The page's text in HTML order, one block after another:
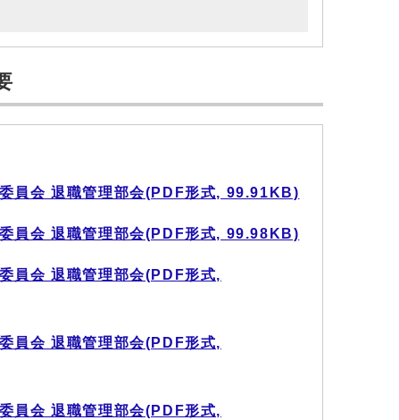
員会 退職管理部会(PDF形式, 99.91KB)
員会 退職管理部会(PDF形式, 99.98KB)
員会 退職管理部会(PDF形式,
員会 退職管理部会(PDF形式,
員会 退職管理部会(PDF形式,